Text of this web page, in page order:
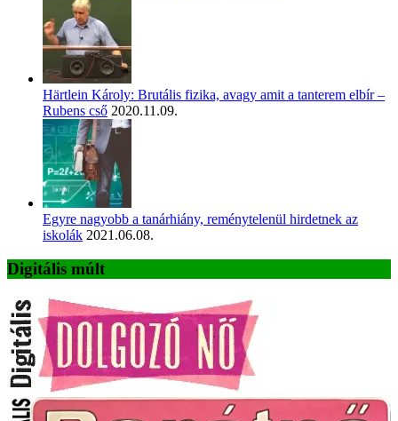
Härtlein Károly: Brutális fizika, avagy amit a tanterem elbír –
Rubens cső 2020.11.09.
Egyre nagyobb a tanárhiány, reménytelenül hirdetnek az
iskolák 2021.06.08.
Digitális múlt